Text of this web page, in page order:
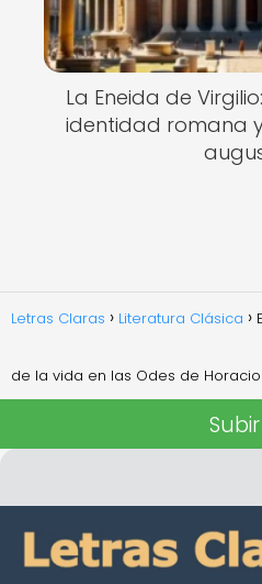
La Eneida de
identidad romana
Letras Claras Literatura Clásica
de la vida en las Odes de Horacio
Subir